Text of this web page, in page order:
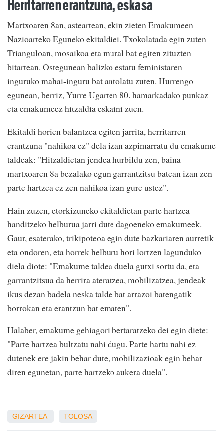
Herritarren erantzuna, eskasa
Martxoaren 8an, asteartean, ekin zieten Emakumeen
Nazioarteko Eguneko ekitaldiei. Txokolatada egin zuten
Trianguloan, mosaikoa eta mural bat egiten zituzten
bitartean. Ostegunean balizko estatu feministaren
inguruko mahai-inguru bat antolatu zuten. Hurrengo
egunean, berriz, Yurre Ugarten 80. hamarkadako punkaz
eta emakumeez hitzaldia eskaini zuen.
Ekitaldi horien balantzea egiten jarrita, herritarren
erantzuna "nahikoa ez" dela izan azpimarratu du emakume
taldeak: "Hitzaldietan jendea hurbildu zen, baina
martxoaren 8a bezalako egun garrantzitsu batean izan zen
parte hartzea ez zen nahikoa izan gure ustez".
Hain zuzen, etorkizuneko ekitaldietan parte hartzea
handitzeko helburua jarri dute dagoeneko emakumeek.
Gaur, esaterako, trikipoteoa egin dute bazkariaren aurretik
eta ondoren, eta horrek helburu hori lortzen lagunduko
diela diote: "Emakume taldea duela gutxi sortu da, eta
garrantzitsua da herrira ateratzea, mobilizatzea, jendeak
ikus dezan badela neska talde bat arrazoi batengatik
borrokan eta erantzun bat ematen".
Halaber, emakume gehiagori bertaratzeko dei egin diete:
"Parte hartzea bultzatu nahi dugu. Parte hartu nahi ez
dutenek ere jakin behar dute, mobilizazioak egin behar
diren egunetan, parte hartzeko aukera duela".
GIZARTEA TOLOSA